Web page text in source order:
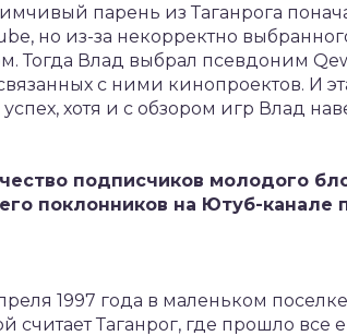
парень из Таганрога
но из-за некорректно
Тогда Влад выбрал псевдоним
с ними кинопроектов. И
хотя и с обзором игр Влад
подписчиков молодого
поклонников на Ютуб-канале
1997 года в маленьком
Таганрог, где прошло все